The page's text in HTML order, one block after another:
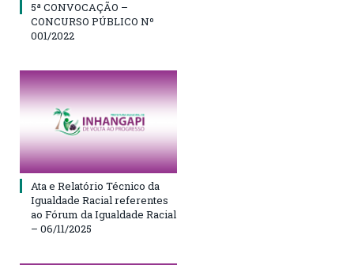
5ª CONVOCAÇÃO –
CONCURSO PÚBLICO Nº
001/2022
Ata e Relatório Técnico da
Igualdade Racial referentes
ao Fórum da Igualdade Racial
– 06/11/2025